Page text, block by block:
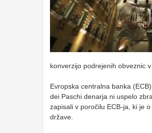
konverzijo podrejenih obveznic
Evropska centralna banka
dei Paschi denarja ni uspelo
zapisali v poročilu ECB-ja, ki je
države.